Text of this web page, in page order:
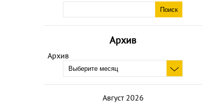
Архив
Архив
Август 2026